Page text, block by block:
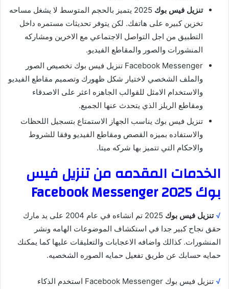
تنزيل فيس بوك
2025 يتميز بالحجم المتوسط لا يشغل مساحه
تخزين كبيره على هاتفك. لكن يتوفر تحديثات مستمره داخل
التطبيق من اجل التواصل الاجتماعي مع الاخرين ومشاركه
المنشورات والصور والمقاطع الفيديو.
Facebook Messenger تنزيل فيس بوك تخصيص الصور
والملف الشخصي لاختيار شكل ظهورك وتصميم مقاطع الفيديو
والاستخدام الامثل للقوالب الجاهزه اعثر على الاصدقاء
ومقاطع الريلز الذي يتحدث عنها الجميع.
تنزيل فيس بوك يناسب الجهاز الاستمتاع بتسجيل اللحظات
والاستفاده بميزه القصص ومقاطع الفيديو وفقا للشروط
والاحكام التي تتميز بها شركه ميتا.
الخدمات المقدمه من تنزيل فيس
بوك 2025 Facebook Messenger
√ تنزيل فيس بوك
2025 تم انشاءه في عام 2004 على يد مارك
حقق نجاح كبير جدا في استكشاف الموضوعات الهامه ونشر
المنشورات. كذالك واضافه الاعجابات والتعليقات عليها كما يمكنك
حمايه حسابك عن طريق تفعيل حمايه الصوره الشخصيه.
√
تنزيل فيس بوك Facebook Messenger استخدم الذكاء